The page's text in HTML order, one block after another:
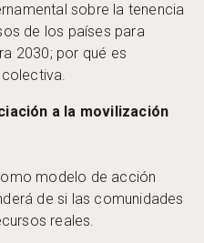
sobre la tenencia
de los países para
2030; por qué es
a la movilización
modelo de acción
de si las comunidades
reales.